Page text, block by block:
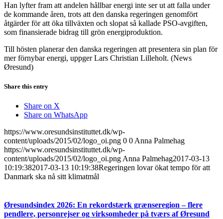
Han lyfter fram att andelen hållbar energi inte ser ut att falla under
de kommande åren, trots att den danska regeringen genomfört
åtgärder för att öka tillväxten och slopat så kallade PSO-avgiften,
som finansierade bidrag till grön energiproduktion.
Till hösten planerar den danska regeringen att presentera sin plan för
mer förnybar energi, uppger Lars Christian Lilleholt. (News
Øresund)
Share this entry
Share on X
Share on WhatsApp
https://www.oresundsinstituttet.dk/wp-
content/uploads/2015/02/logo_oi.png 0 0 Anna Palmehag
https://www.oresundsinstituttet.dk/wp-
content/uploads/2015/02/logo_oi.png Anna Palmehag2017-03-13
10:19:382017-03-13 10:19:38Regeringen lovar ökat tempo för att
Danmark ska nå sitt klimatmål
Øresundsindex 2026: En rekordstærk grænseregion – flere
pendlere, personrejser og virksomheder på tværs af Øresund